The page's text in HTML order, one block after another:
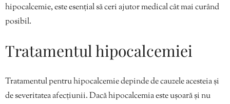
hipocalcemie, este esențial să ceri ajutor medical cât mai curând
posibil.
Tratamentul hipocalcemiei
Tratamentul pentru hipocalcemie depinde de cauzele acesteia și
de severitatea afecțiunii. Dacă hipocalcemia este ușoară și nu